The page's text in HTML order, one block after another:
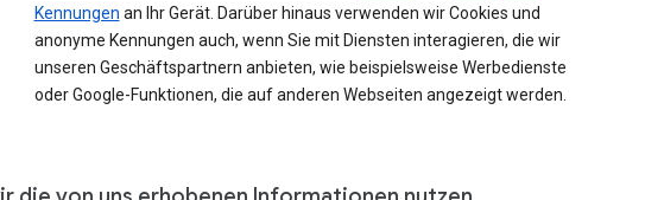
Kennungen an Ihr Gerät. Darüber hinaus verwenden wir Cookies und
anonyme Kennungen auch, wenn Sie mit Diensten interagieren, die wir
unseren Geschäftspartnern anbieten, wie beispielsweise Werbedienste
oder Google-Funktionen, die auf anderen Webseiten angezeigt werden.